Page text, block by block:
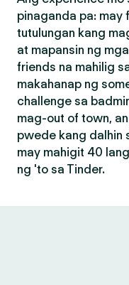
pinaganda pa: may
tutulungan kang
at mapansin ng
friends na mahilig
makahanap ng
challenge sa
mag-out of town,
pwede kang dalhin
may mahigit 40
ng 'to sa Tinder.